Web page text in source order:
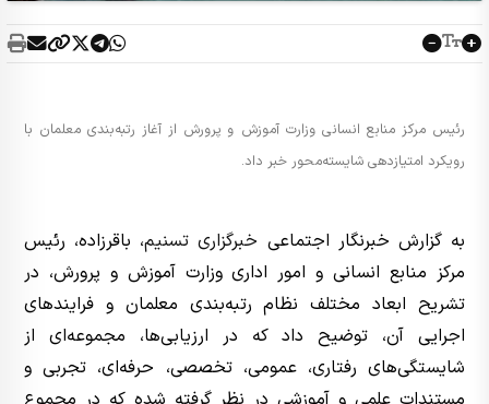
رئیس مرکز منابع انسانی وزارت آموزش و پرورش از آغاز رتبه‌بندی معلمان با
رویکرد امتیازدهی شایسته‌محور خبر داد.
به گزارش خبرنگار اجتماعی خبرگزاری تسنیم، باقرزاده، رئیس
مرکز منابع انسانی و امور اداری وزارت آموزش و پرورش، در
تشریح ابعاد مختلف نظام رتبه‌بندی معلمان و فرایندهای
اجرایی آن، توضیح داد که در ارزیابی‌ها، مجموعه‌ای از
شایستگی‌های رفتاری، عمومی، تخصصی، حرفه‌ای، تجربی و